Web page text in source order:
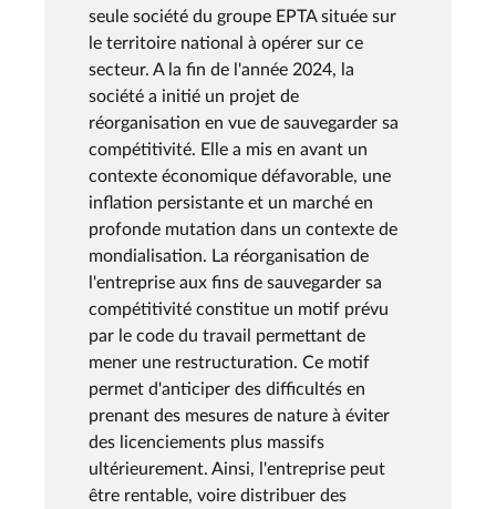
seule société du groupe EPTA située sur
le territoire national à opérer sur ce
secteur. A la fin de l'année 2024, la
société a initié un projet de
réorganisation en vue de sauvegarder sa
compétitivité. Elle a mis en avant un
contexte économique défavorable, une
inflation persistante et un marché en
profonde mutation dans un contexte de
mondialisation. La réorganisation de
l'entreprise aux fins de sauvegarder sa
compétitivité constitue un motif prévu
par le code du travail permettant de
mener une restructuration. Ce motif
permet d'anticiper des difficultés en
prenant des mesures de nature à éviter
des licenciements plus massifs
ultérieurement. Ainsi, l'entreprise peut
être rentable, voire distribuer des